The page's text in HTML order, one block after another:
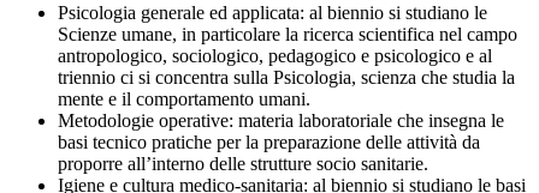
Psicologia generale ed applicata: al biennio si studiano le
Scienze umane, in particolare la ricerca scientifica nel campo
antropologico, sociologico, pedagogico e psicologico e al
triennio ci si concentra sulla Psicologia, scienza che studia la
mente e il comportamento umani.
Metodologie operative: materia laboratoriale che insegna le
basi tecnico pratiche per la preparazione delle attività da
proporre all’interno delle strutture socio sanitarie.
Igiene e cultura medico-sanitaria: al biennio si studiano le basi